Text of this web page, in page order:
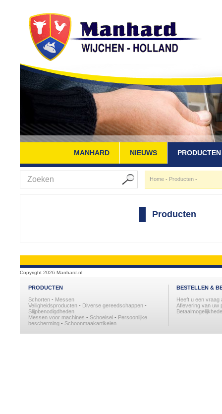
MANHARD NIEUWS PRODUCTEN
Home - Producten -
Producten
Copyright 2026 Manhard.nl
PRODUCTEN
Schorten - Messen
Veiligheidsproducten - Diverse gereedschappen -
Slijpbenodigdheden
Messen voor machines - Schoeisel - Persoonlijke
bescherming - Schoonmaakartikelen
BESTELLEN &
Heeft u een vraag
Aflevering van uw